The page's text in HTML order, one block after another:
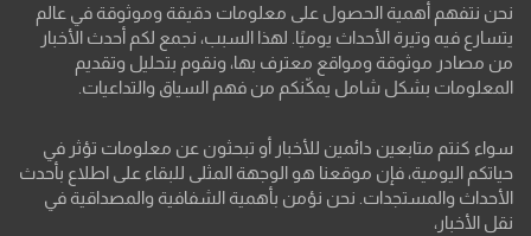
نحن نتفهم أهمية الحصول على معلومات دقيقة وموثوقة في عالم
يتسارع فيه وتيرة الأحداث يوميًا. لهذا السبب، نجمع لكم أحدث الأخبار
من مصادر موثوقة ومواقع معترف بها، ونقوم بتحليل وتقديم
المعلومات بشكل شامل يمكّنكم من فهم السياق والتداعيات.
سواء كنتم متابعين دائمين للأخبار أو تبحثون عن معلومات تؤثر في
حياتكم اليومية، فإن موقعنا هو الوجهة المثلى للبقاء على اطلاع بأحدث
الأحداث والمستجدات. نحن نؤمن بأهمية الشفافية والمصداقية في
نقل الأخبار،